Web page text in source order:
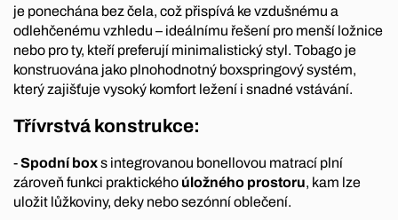
je ponechána bez čela, což přispívá ke vzdušnému a
odlehčenému vzhledu – ideálnímu řešení pro menší ložnice
nebo pro ty, kteří preferují minimalistický styl. Tobago je
konstruována jako plnohodnotný boxspringový systém,
který zajišťuje vysoký komfort ležení i snadné vstávání.
Třívrstvá konstrukce:
-Spodní boxs integrovanou bonellovou matrací plní
zároveň funkci praktického úložného prostoru, kam lze
uložit lůžkoviny, deky nebo sezónní oblečení.